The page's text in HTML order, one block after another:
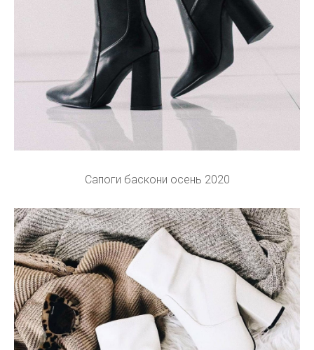
Сапоги баскони осень 2020